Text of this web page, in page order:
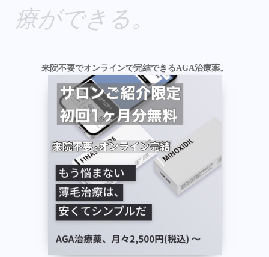
療ができる。
来院不要でオンラインで完結できるAGA治療薬。